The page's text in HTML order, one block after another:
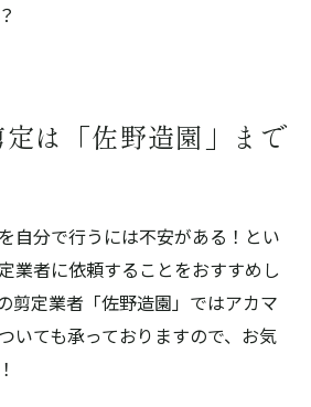
は「佐野造園」まで
自分で行うには不安がある！とい
業者に依頼することをおすすめし
剪定業者「佐野造園」ではアカマ
いても承っておりますので、お気